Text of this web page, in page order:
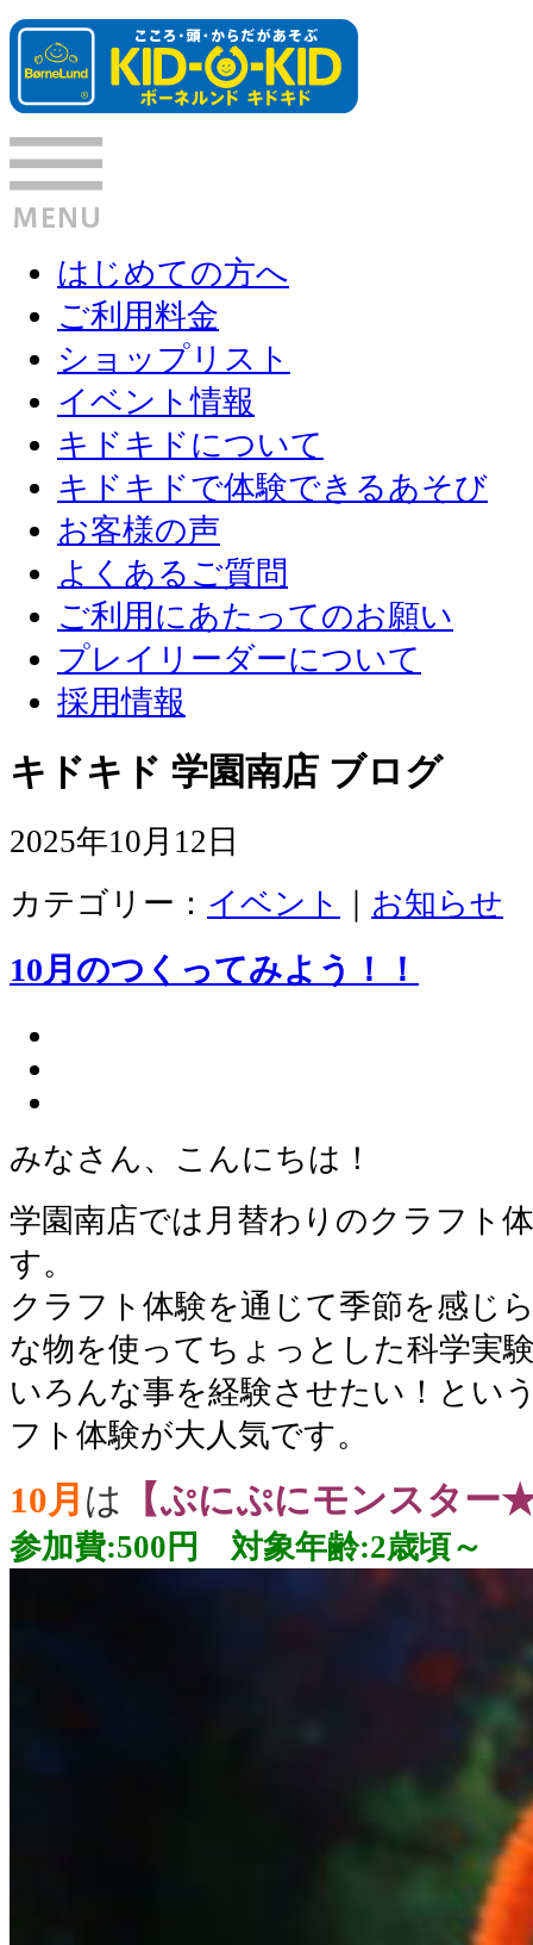
はじめての方へ
ご利用料金
ショップリスト
イベント情報
キドキドについて
キドキドで体験できるあそび
お客様の声
よくあるご質問
ご利用にあたってのお願い
プレイリーダーについて
採用情報
キドキド 学園南店 ブログ
2025年10月12日
カテゴリー： イベント お知らせ
10月のつくってみよう！！
みなさん、こんにちは！
学園南店では月替わりのクラフト
す。
クラフト体験を通じて季節を感じ
な物を使ってちょっとした科学実
いろんな事を経験させたい！とい
フト体験が大人気です。
10月 は 【ぷにぷにモンスタ
参加費:500円 対象年齢:2歳頃～